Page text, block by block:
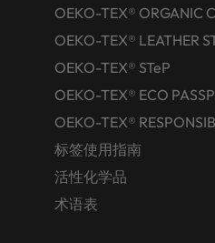
OEKO-TEX® ORGANIC
OEKO-TEX® LEATHER
OEKO-TEX® STeP
OEKO-TEX® ECO
OEKO-TEX®
标签使用指南
活性化学品
术语表